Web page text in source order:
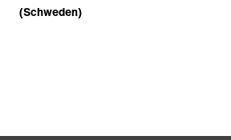
(Schweden)